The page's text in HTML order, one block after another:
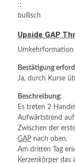
Upside GAP
Bestätigung
Ja, durch Kurse
Beschreibung:
Es treten 2
Aufwärtstrend
Zwischen der
GAP nach oben.
Am dritten Tag
Kerzenkörper das